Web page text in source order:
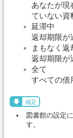
あなたが現
ていない資
延滞中
返却期限が
まもなく返
返却期限が
全て
すべての借
補足
図書館の設定
す。